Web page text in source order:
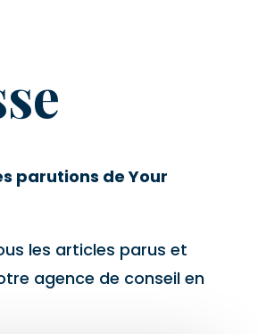
parutions de Your
les articles parus et
agence de conseil en